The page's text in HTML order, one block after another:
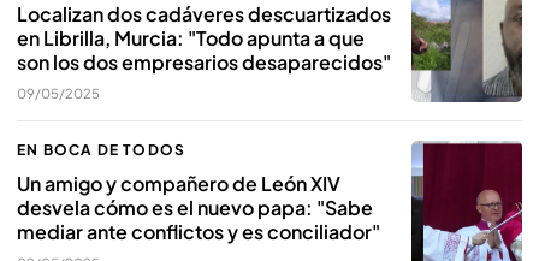
Localizan dos cadáveres descuartizados
en Librilla, Murcia: "Todo apunta a que
son los dos empresarios desaparecidos"
09/05/2025
EN BOCA DE TODOS
Un amigo y compañero de León XIV
desvela cómo es el nuevo papa: "Sabe
mediar ante conflictos y es conciliador"